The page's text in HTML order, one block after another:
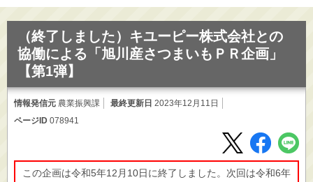
事業者向け
市政情報
（終了しました）キユーピー株式会社との
協働による「旭川産さつまいもＰＲ企画」
【第1弾】
情報発信元 農業振興課 最終更新日 2023年12月11日
ページID 078941
この企画は令和5年12月10日に終了しました。次回は令和6年